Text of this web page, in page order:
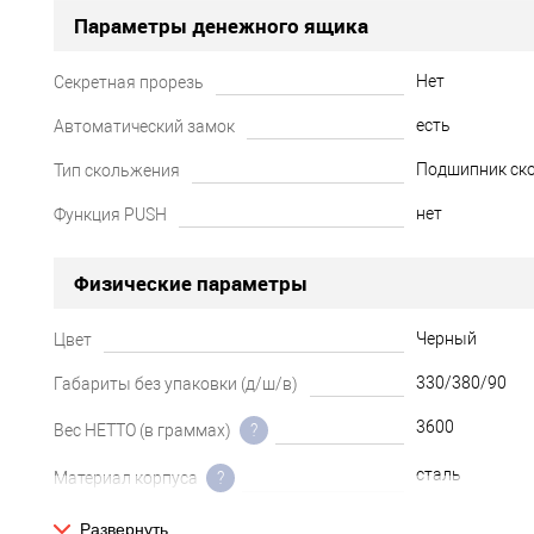
Параметры денежного ящика
Секретная прорезь Нет
Автоматический замок есть
Тип скольжения Подшипник
Функция PUSH нет
Физические параметры
Цвет Черный
Габариты без упаковки (д/ш/в) 330/380/90
Вес НЕТТО (в граммах) ? 3600
Материал корпуса ? сталь
Развернуть